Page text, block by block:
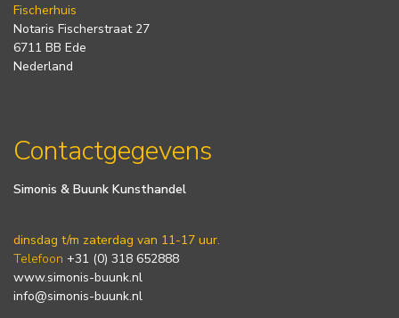
Fischerhuis
Notaris Fischerstraat 27
6711 BB Ede
Nederland
Contactgegevens
Simonis & Buunk Kunsthandel
dinsdag t/m zaterdag van 11-17 uur.
Telefoon +31 (0) 318 652888
www.simonis-buunk.nl
info@simonis-buunk.nl